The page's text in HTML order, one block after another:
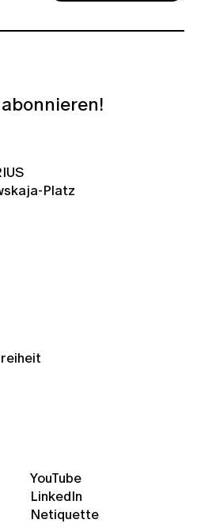
Platz
YouTube
LinkedIn
Netiquette